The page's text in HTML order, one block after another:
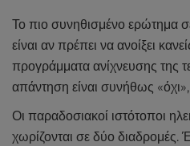
Το πιο συνηθισμένο ερώτημα
είναι αν πρέπει να ανοίξει
προγράμματα ανίχνευσης της
απάντηση είναι συνήθως
Οι παραδοσιακοί ιστότοποι
χωρίζονται σε δύο διαδρομές.